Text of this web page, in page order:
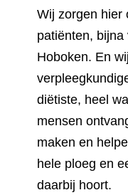
Wij zorgen hier
patiënten,
Hoboken. En
diëtiste, heel
mensen
maken en
hele ploeg en
daarbij hoort.